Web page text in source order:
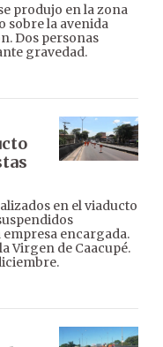
produjo en la zona
sobre la avenida
Dos personas
gravedad.
en el viaducto
encargada.
Virgen de Caacupé.